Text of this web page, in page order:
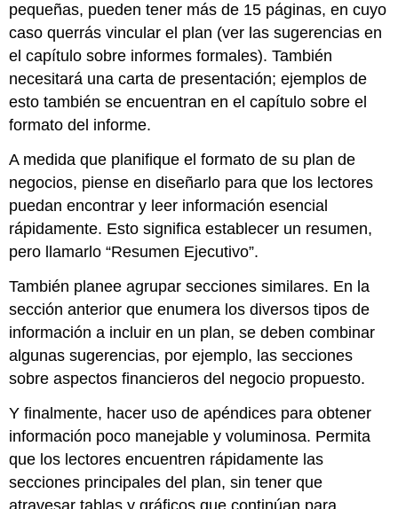
pequeñas, pueden tener más de 15 páginas, en cuyo
caso querrás vincular el plan (ver las sugerencias en
el capítulo sobre informes formales). También
necesitará una carta de presentación; ejemplos de
esto también se encuentran en el capítulo sobre el
formato del informe.
A medida que planifique el formato de su plan de
negocios, piense en diseñarlo para que los lectores
puedan encontrar y leer información esencial
rápidamente. Esto significa establecer un resumen,
pero llamarlo “Resumen Ejecutivo”.
También planee agrupar secciones similares. En la
sección anterior que enumera los diversos tipos de
información a incluir en un plan, se deben combinar
algunas sugerencias, por ejemplo, las secciones
sobre aspectos financieros del negocio propuesto.
Y finalmente, hacer uso de apéndices para obtener
información poco manejable y voluminosa. Permita
que los lectores encuentren rápidamente las
secciones principales del plan, sin tener que
atravesar tablas y gráficos que continúan para